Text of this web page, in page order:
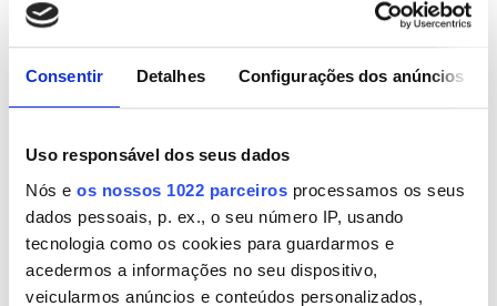
Consentir Detalhes Configurações dos anúncios
Uso responsável dos seus dados
Nós e os nossos 1022 parceiros processamos os seus
dados pessoais, p. ex., o seu número IP, usando
tecnologia como os cookies para guardarmos e
acedermos a informações no seu dispositivo,
veicularmos anúncios e conteúdos personalizados,
Refeições
Wi-Fi Gratuito
Ecrãs de televisão
Transferência Gratuita
NephroPlus at Tarawati Super Speciality
Hospital
Saharanpur, Índia
1,26 km do centro da cidade
Wi-Fi Gratuito
Por tratamento
Diálise HD 79 €
Diálise HDF 89 €
Reservar